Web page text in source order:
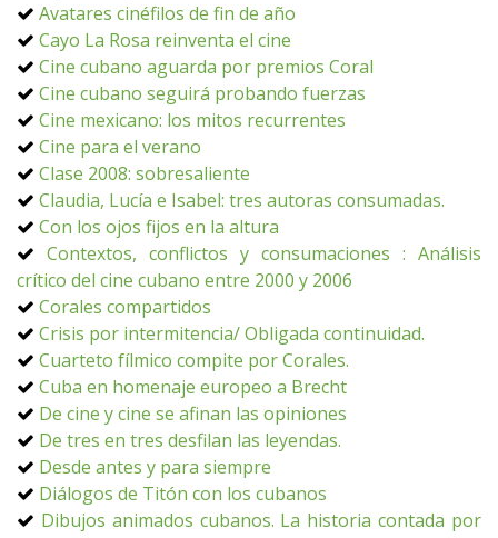
Avatares cinéfilos de fin de año
Cayo La Rosa reinventa el cine
Cine cubano aguarda por premios Coral
Cine cubano seguirá probando fuerzas
Cine mexicano: los mitos recurrentes
Cine para el verano
Clase 2008: sobresaliente
Claudia, Lucía e Isabel: tres autoras consumadas.
Con los ojos fijos en la altura
Contextos, conflictos y consumaciones : Análisis
crítico del cine cubano entre 2000 y 2006
Corales compartidos
Crisis por intermitencia/ Obligada continuidad.
Cuarteto fílmico compite por Corales.
Cuba en homenaje europeo a Brecht
De cine y cine se afinan las opiniones
De tres en tres desfilan las leyendas.
Desde antes y para siempre
Diálogos de Titón con los cubanos
Dibujos animados cubanos. La historia contada por